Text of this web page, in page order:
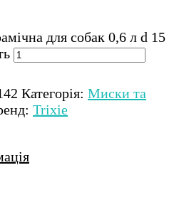
для собак 0,6 л d 15
Категорія: Миски та
Trixie